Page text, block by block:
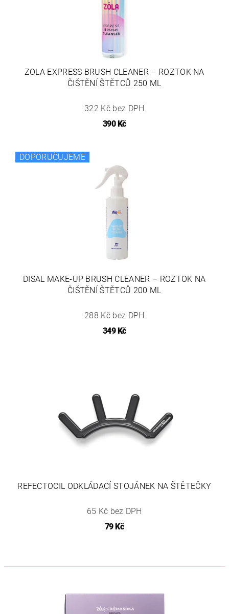
ZOLA EXPRESS BRUSH CLEANER – ROZTOK NA
ČIŠTĚNÍ ŠTĚTCŮ 250 ML
322 Kč bez DPH
390 Kč
DOPORUČUJEME
DISAL MAKE-UP BRUSH CLEANER – ROZTOK NA
ČIŠTĚNÍ ŠTĚTCŮ 200 ML
288 Kč bez DPH
349 Kč
REFECTOCIL ODKLÁDACÍ STOJÁNEK NA ŠTĚTEČKY
65 Kč bez DPH
79 Kč